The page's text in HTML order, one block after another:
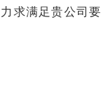
求满足贵公司要